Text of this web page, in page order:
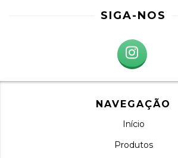
SIGA-NOS
NAVEGAÇÃO
Início
Produtos